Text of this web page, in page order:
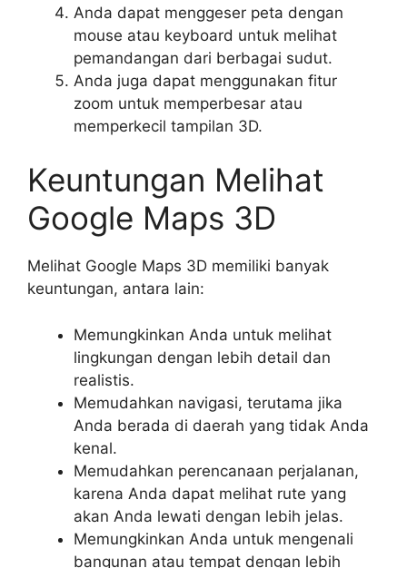
Anda dapat menggeser peta dengan
mouse atau keyboard untuk melihat
pemandangan dari berbagai sudut.
Anda juga dapat menggunakan fitur
zoom untuk memperbesar atau
memperkecil tampilan 3D.
Keuntungan Melihat
Google Maps 3D
Melihat Google Maps 3D memiliki banyak
keuntungan, antara lain:
Memungkinkan Anda untuk melihat
lingkungan dengan lebih detail dan
realistis.
Memudahkan navigasi, terutama jika
Anda berada di daerah yang tidak Anda
kenal.
Memudahkan perencanaan perjalanan,
karena Anda dapat melihat rute yang
akan Anda lewati dengan lebih jelas.
Memungkinkan Anda untuk mengenali
bangunan atau tempat dengan lebih